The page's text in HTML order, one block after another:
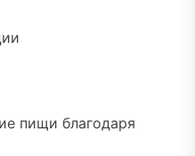
пищи благодаря